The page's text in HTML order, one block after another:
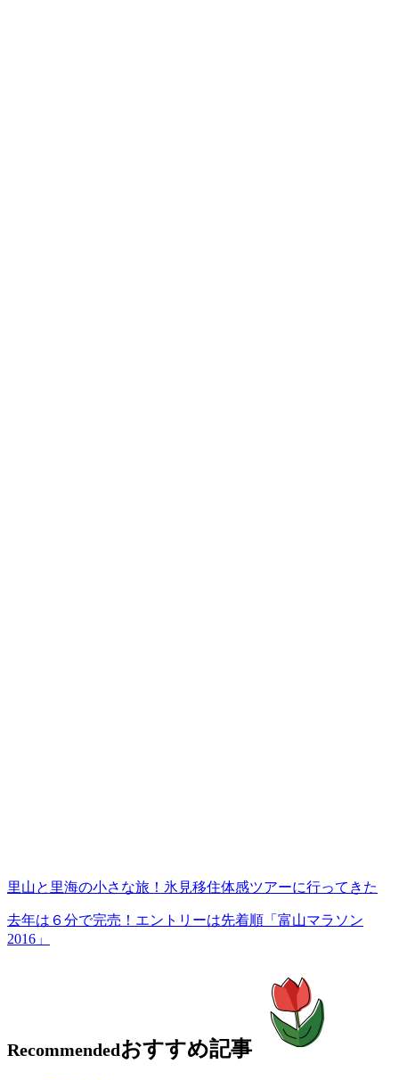
里山と里海の小さな旅！氷見移住体感ツアーに行ってきた
去年は６分で完売！エントリーは先着順「富山マラソン
2016」
Recommendedおすすめ記事